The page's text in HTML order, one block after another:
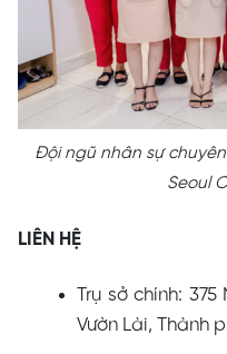
Đội ngũ nhân sự
Seoul
LIÊN HỆ
Trụ sở chính:
Vườn Lài, Thành